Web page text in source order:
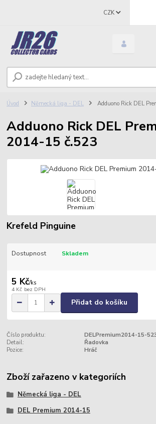
CZK
Úvod Německá liga - DEL Adduono Rick DEL
Adduono Rick DEL
2014-15 č.523
Krefeld Pinguine
Dostupnost Skladem
5 Kč/ks
4 Kč bez DPH
Přidat do košíku
Číslo produktu:
DELPremium2014-15-
Detail:
Řadovka
Pozice:
Hráč
Zboží zařazeno v kategoriích
Německá liga - DEL
DEL Premium 2014-15